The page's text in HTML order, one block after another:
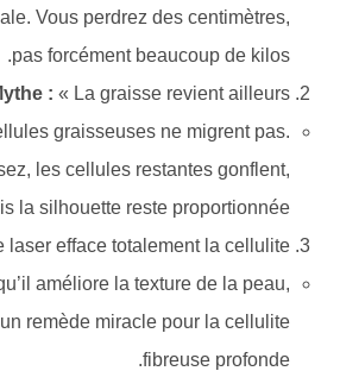
Vous perdrez des centimètres,
pas forcément beaucoup de kilos.
Mythe : « La graisse revient ailleurs. »
graisseuses ne migrent pas.
les cellules restantes gonflent,
la silhouette reste proportionnée.
laser efface totalement la cellulite. »
qu’il améliore la texture de la peau,
un remède miracle pour la cellulite
fibreuse profonde.